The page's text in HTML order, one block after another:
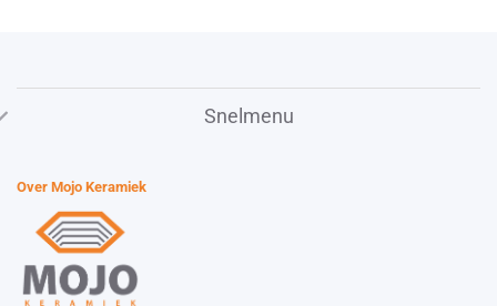
Snelmenu
Over Mojo Keramiek